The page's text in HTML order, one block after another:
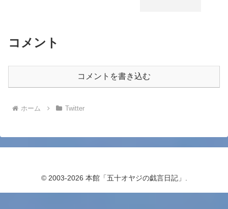
コメント
コメントを書き込む
ホーム Twitter
© 2003-2026 本館「五十オヤジの戯言日記」.